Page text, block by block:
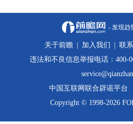
- 发现趋
关于前瞻 加入我们 联
违法和不良信息举报电话：400-
中国互联网联合辟谣平台
Copyright © 1998-2026